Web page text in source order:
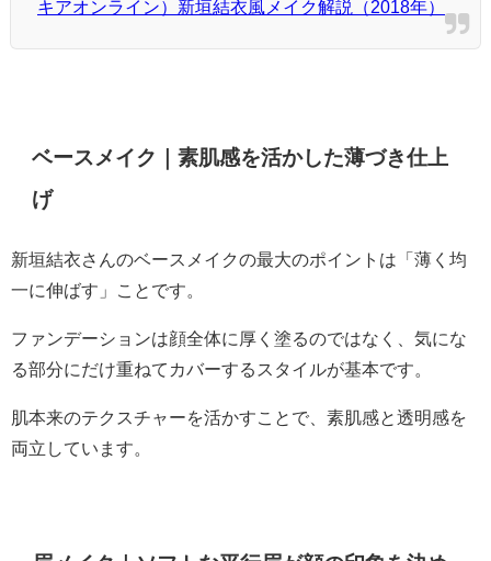
キアオンライン）新垣結衣風メイク解説（2018年）
ベースメイク｜素肌感を活かした薄づき仕上
げ
新垣結衣さんのベースメイクの最大のポイントは「薄く均
一に伸ばす」ことです。
ファンデーションは顔全体に厚く塗るのではなく、気にな
る部分にだけ重ねてカバーするスタイルが基本です。
肌本来のテクスチャーを活かすことで、素肌感と透明感を
両立しています。